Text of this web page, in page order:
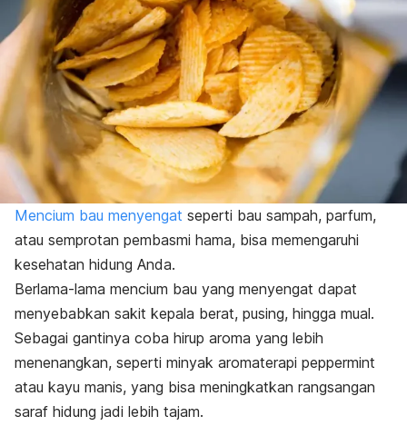
Mencium bau menyengat seperti bau sampah, parfum,
atau semprotan pembasmi hama, bisa memengaruhi
kesehatan hidung Anda.
Berlama-lama mencium bau yang menyengat dapat
menyebabkan sakit kepala berat, pusing, hingga mual.
Sebagai gantinya coba hirup aroma yang lebih
menenangkan, seperti minyak aromaterapi peppermint
atau kayu manis, yang bisa meningkatkan rangsangan
saraf hidung jadi lebih tajam.